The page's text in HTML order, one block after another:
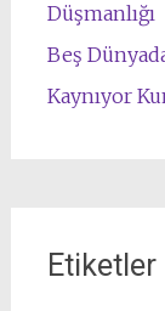
Düşmanlığı
Beş
Kaynıyor
Etiketler